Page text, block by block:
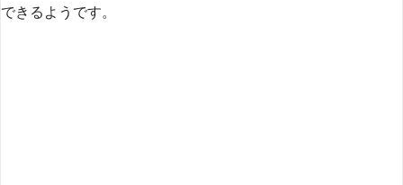
できるようです。